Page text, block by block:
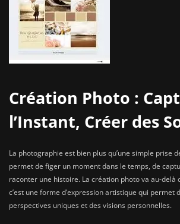
Création Photo :
l’Instant, Créer des
La photographie est bien plus qu’une simple prise
permet de figer un moment dans le temps, de
raconter une histoire. La création photo va au-delà
c’est une forme d’expression artistique qui permet
perspectives uniques et des visions personnelles.